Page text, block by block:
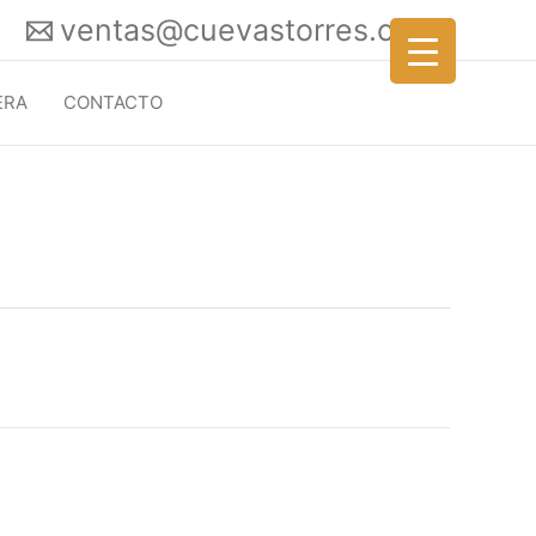
ventas@cuevastorres.com
CONTACTO